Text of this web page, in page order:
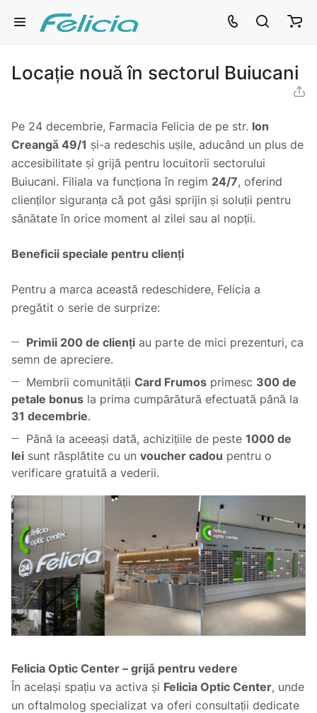
Locație nouă în sectorul Buiucani
Pe 24 decembrie, Farmacia Felicia de pe str. Ion
Creangă 49/1 și-a redeschis ușile, aducând un plus de
accesibilitate și grijă pentru locuitorii sectorului
Buiucani. Filiala va funcționa în regim 24/7, oferind
clienților siguranța că pot găsi sprijin și soluții pentru
sănătate în orice moment al zilei sau al nopții.
Beneficii speciale pentru clienți
Pentru a marca această redeschidere, Felicia a
pregătit o serie de surprize:
Primii 200 de clienți au parte de mici prezenturi, ca
semn de apreciere.
Membrii comunității Card Frumos primesc 300 de
petale bonus la prima cumpărătură efectuată până la
31 decembrie.
Până la aceeași dată, achizițiile de peste 1000 de
lei sunt răsplătite cu un voucher cadou pentru o
verificare gratuită a vederii.
Felicia Optic Center – grijă pentru vedere
În același spațiu va activa și Felicia Optic Center, unde
un oftalmolog specializat va oferi consultații dedicate